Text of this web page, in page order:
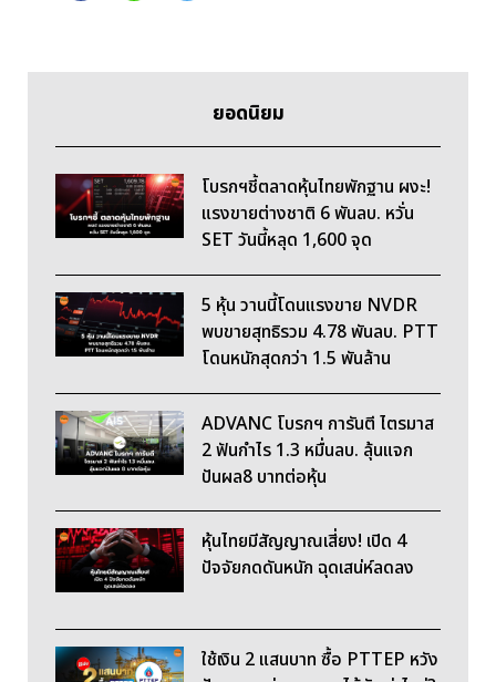
ยอดนิยม
โบรกฯชี้ตลาดหุ้นไทยพักฐาน ผงะ!
แรงขายต่างชาติ 6 พันลบ. หวั่น
SET วันนี้หลุด 1,600 จุด
5 หุ้น วานนี้โดนแรงขาย NVDR
พบขายสุทธิรวม 4.78 พันลบ. PTT
โดนหนักสุดกว่า 1.5 พันล้าน
ADVANC โบรกฯ การันตี ไตรมาส
2 ฟันกำไร 1.3 หมื่นลบ. ลุ้นแจก
ปันผล8 บาทต่อหุ้น
หุ้นไทยมีสัญญาณเสี่ยง! เปิด 4
ปัจจัยกดดันหนัก ฉุดเสน่ห์ลดลง
ใช้เงิน 2 แสนบาท ซื้อ PTTEP หวัง